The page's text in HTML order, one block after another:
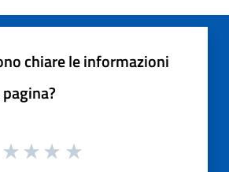
chiare le informazioni